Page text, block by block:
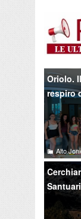
Oriolo.
respiro
Alto